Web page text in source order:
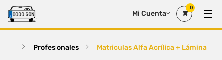
Mi Cuenta
0
Profesionales Matriculas Alfa Acrílica + Lámina